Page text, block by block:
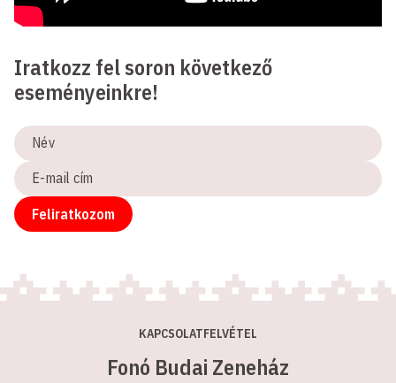
Iratkozz fel soron következő
eseményeinkre!
Név
E-
mail
cím
Feliratkozom
KAPCSOLATFELVÉTEL
Fonó Budai Zeneház